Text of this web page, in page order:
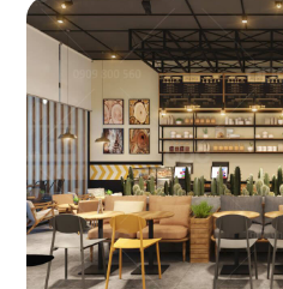
25
OPA GREEK
Nhà hàng Âu